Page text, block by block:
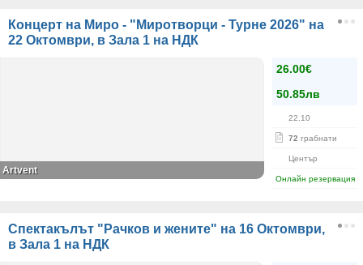
Концерт на Миро - "Миротворци - Турне 2026" на
22 Октомври, в Зала 1 на НДК
26.00€
50.85лв
22.10
72 грабнати
Център
Онлайн резервация
Artvent
Спектакълът "Рачков и жените" на 16 Октомври,
в Зала 1 на НДК